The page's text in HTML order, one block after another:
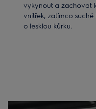
vykynout a zachovat
vnitřek, zatímco
o lesklou kůrku.